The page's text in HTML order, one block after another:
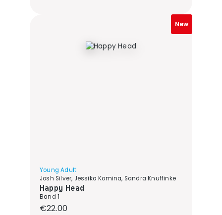
New
Young Adult
Josh Silver, Jessika Komina, Sandra Knuffinke
Happy Head
Band 1
Regular price:
€22.00